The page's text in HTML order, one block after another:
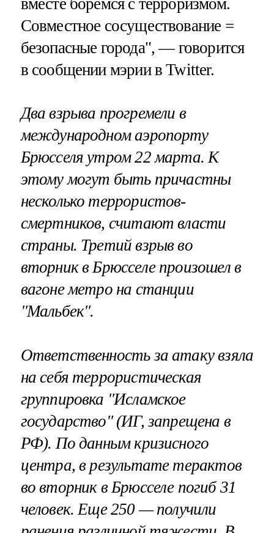
вместе боремся с терроризмом.
Совместное сосуществование =
безопасные города", — говорится
в сообщении мэрии в Twitter.
Два взрыва прогремели в
международном аэропорту
Брюсселя утром 22 марта. К
этому могут быть причастны
несколько террористов-
смертников, считают власти
страны. Третий взрыв во
вторник в Брюсселе произошел в
вагоне метро на станции
"Мальбек".
Ответственность за атаку взяла
на себя террористическая
группировка "Исламское
государство" (ИГ, запрещена в
РФ). По данным кризисного
центра, в результате терактов
во вторник в Брюсселе погиб 31
человек. Еще 250 — получили